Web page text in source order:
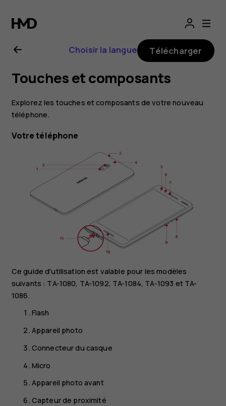
Guide
de
l'utilisateur
Nokia
2.1
Choisir la langue Télécharger
Touches et composants
Explorez les touches et composants de votre nouveau
téléphone.
Votre téléphone
Ce guide d'utilisation est valable pour les modèles
suivants : TA-1080, TA-1092, TA-1084, TA-1093 et TA-
1086.
Flash
Appareil photo
Connecteur du casque
Micro
Appareil photo avant
Capteur de proximité